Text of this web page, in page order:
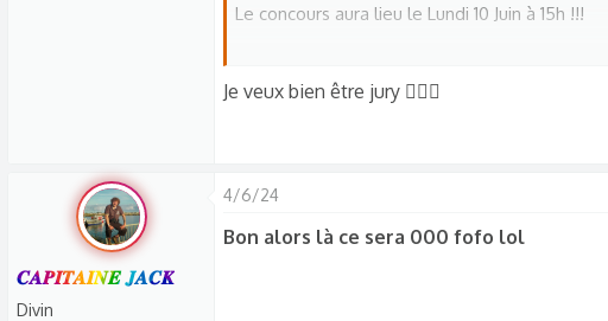
n
Le concours aura lieu le Lundi 10 Juin à 15h !!!
Bonne soirée à tous !
Je veux bien être jury 🙋🏻‍♀️
𝑪𝑨𝑷𝑰𝑻𝑨𝑰𝑵𝑬 𝑱𝑨𝑪𝑲
Divin
4/6/24
Bon alors là ce sera 000 fofo lol